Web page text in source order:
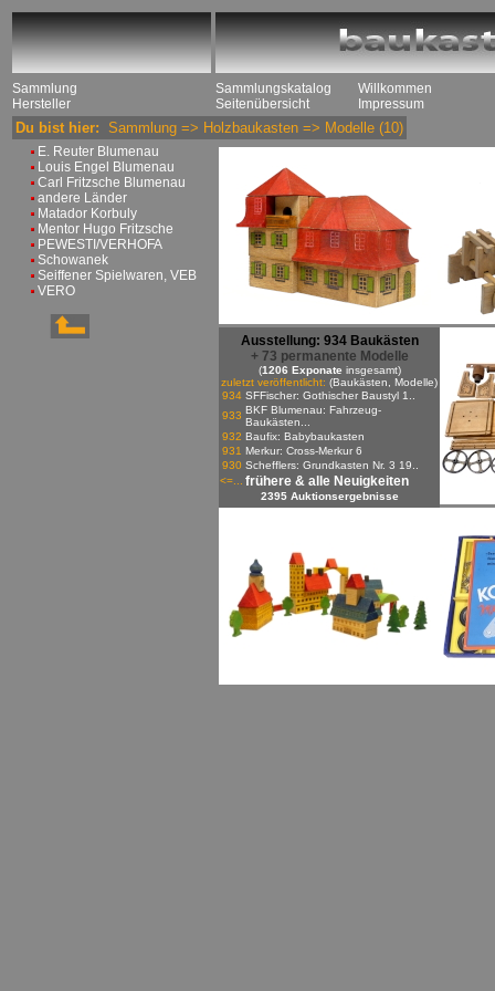
Sammlung
Hersteller
Sammlungskatalog
Seitenübersicht
Willkommen
Impressum
Du bist hier: Sammlung => Holzbaukasten => Modelle (10)
E. Reuter Blumenau
Louis Engel Blumenau
Carl Fritzsche Blumenau
andere Länder
Matador Korbuly
Mentor Hugo Fritzsche
PEWESTI/VERHOFA
Schowanek
Seiffener Spielwaren, VEB
VERO
Ausstellung: 934 Baukästen
+ 73 permanente Modelle
(1206 Exponate insgesamt)
zuletzt veröffentlicht: (Baukästen, Modelle)
934 SFFischer: Gothischer Baustyl 1..
933 BKF Blumenau: Fahrzeug-
Baukästen...
932 Baufix: Babybaukasten
931 Merkur: Cross-Merkur 6
930 Schefflers: Grundkasten Nr. 3 19..
<=...
frühere & alle Neuigkeiten
2395 Auktionsergebnisse